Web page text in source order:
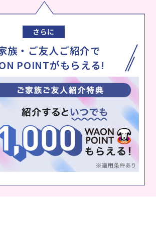
さらに
族・ご友人ご紹介で
POINTがもらえる!